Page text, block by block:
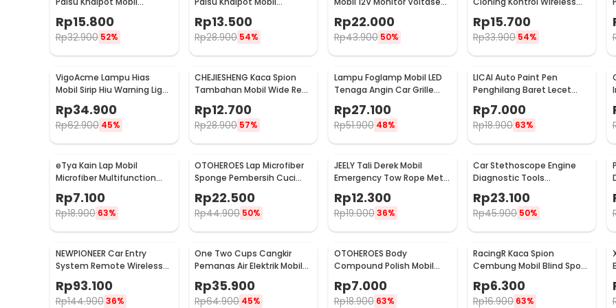
Whistler 1000-2400cc L -
TUR007
Rp15.800
Rp32.900 52%
Whistler 1000-1800cc M 1.6-
2.0 - TUR007
Rp13.500
Rp28.900 54%
Baterai LED Display - QY836
Rp22.000
Rp43.900 50%
433.92MHz 1 PCS - WE32
Rp15.700
Rp33.900 54%
VigoAcme Lampu Hias
Mobil Sirip Hiu Warning Light
Solar Energy 8 LED - FZWJSD
Rp34.900
Rp62.900 45%
CHEJIESHENG Kaca Spion
Tambahan Mobil Wide Rear
View Anti Blind Spot - SY-
080
Rp12.700
Rp28.900 57%
Lampu Foglamp Mobil LED
Tenaga Angin Car Grille
Light Wind Power 2 PCS -
XY044
Rp27.100
Rp51.900 48%
LICAI Auto Paint Pen
Penghilang Baret Lecet
Mobil Scratch Removal 12ml
Rp7.000
Rp18.900 63%
eTya Kain Lap Mobil
Microfiber Multifunction
Cleaning Cloth 30x39cm -
H-10
Rp7.100
Rp18.900 63%
OTOHEROES Lap Microfiber
Sponge Pembersih Cuci
Mobil Motor - TP266
Rp22.500
Rp44.900 50%
JEELY Tali Derek Mobil
Emergency Tow Rope Metal
Buckle U-Type 2.7M - JL30
Rp12.300
Rp19.000 36%
Car Stethoscope Engine
Diagnostic Tools
Stetoskop Mesin Mobil -
W80582
Rp23.100
Rp45.900 50%
NEWPIONEER Car Entry
System Remote Wireless
12V Door Lock Mobil - CK18
Rp93.100
Rp144.900 36%
One Two Cups Cangkir
Pemanas Air Elektrik Mobil
Travel Mug 450ml - NJ88
Rp35.900
Rp64.900 45%
OTOHEROES Body
Compound Polish Mobil
Penghilang Goresan 15g
with Spons - YYC-508
Rp7.000
Rp18.900 63%
RacingR Kaca Spion
Cembung Mobil Blind Spot
Wide Angle 50mm 2 Pcs -
J0027
Rp6.300
Rp16.900 63%